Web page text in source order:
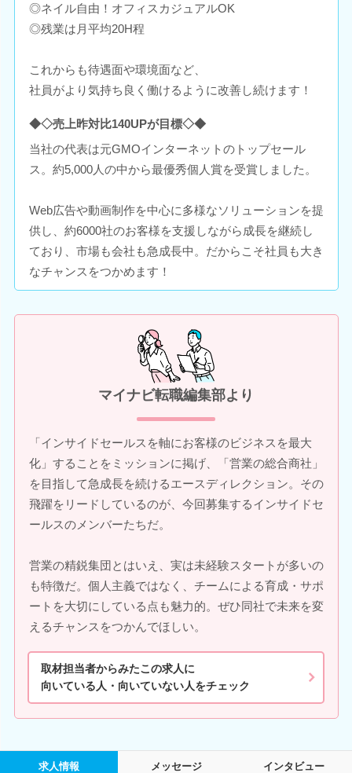
◎ネイル自由！オフィスカジュアルOK
◎残業は月平均20H程
これからも待遇面や環境面など、
社員がより気持ち良く働けるように改善し続けます！
◆◇売上昨対比140UPが目標◇◆
当社の代表は元GMOインターネットのトップセール
ス。約5,000人の中から最優秀個人賞を受賞しました。
Web広告や動画制作を中心に多様なソリューションを提
供し、約6000社のお客様を支援しながら成長を継続し
ており、市場も会社も急成長中。だからこそ社員も大き
なチャンスをつかめます！
マイナビ転職編集部より
「インサイドセールスを軸にお客様のビジネスを最大
化」することをミッションに掲げ、「営業の総合商社」
を目指して急成長を続けるエースディレクション。その
飛躍をリードしているのが、今回募集するインサイドセ
ールスのメンバーたちだ。
営業の精鋭集団とはいえ、実は未経験スタートが多いの
も特徴だ。個人主義ではなく、チームによる育成・サポ
ートを大切にしている点も魅力的。ぜひ同社で未来を変
えるチャンスをつかんでほしい。
取材担当者からみたこの求人に
向いている人・向いていない人をチェック
求人情報 メッセージ インタビュー